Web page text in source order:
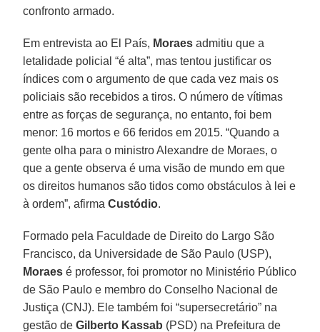
confronto armado.
Em entrevista ao El País, Moraes admitiu que a
letalidade policial “é alta”, mas tentou justificar os
índices com o argumento de que cada vez mais os
policiais são recebidos a tiros. O número de vítimas
entre as forças de segurança, no entanto, foi bem
menor: 16 mortos e 66 feridos em 2015. “Quando a
gente olha para o ministro Alexandre de Moraes, o
que a gente observa é uma visão de mundo em que
os direitos humanos são tidos como obstáculos à lei e
à ordem”, afirmaCustódio.
Formado pela Faculdade de Direito do Largo São
Francisco, da Universidade de São Paulo (USP),
Moraes é professor, foi promotor no Ministério Público
de São Paulo e membro do Conselho Nacional de
Justiça (CNJ). Ele também foi “supersecretário” na
gestão deGilberto Kassab (PSD) na Prefeitura de